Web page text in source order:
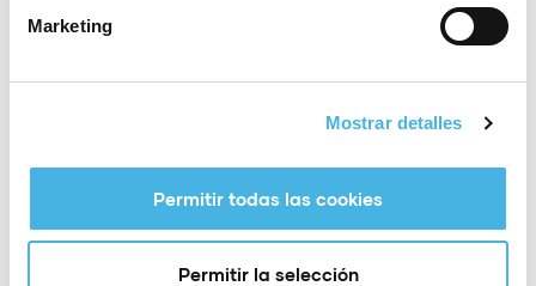
Marketing
Mostrar detalles
Permitir todas las cookies
Permitir la selección
La Comunitat Valenciana
Olympic Week corona a
los campeones de España
de ILCA 7, IQFOIL y